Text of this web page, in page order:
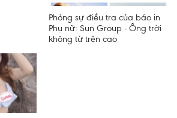
Phóng sự điều tra của báo in
Phụ nữ: Sun Group - Ông trời
không từ trên cao